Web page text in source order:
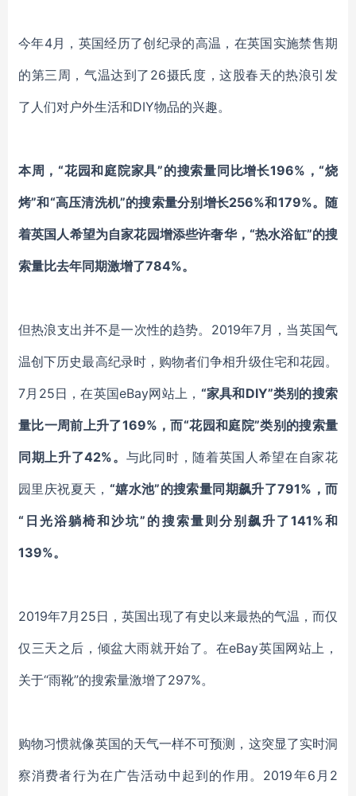
今年4月，英国经历了创纪录的高温，在英国实施禁售期
的第三周，气温达到了26摄氏度，这股春天的热浪引发
了人们对户外生活和DIY物品的兴趣。
本周，“花园和庭院家具”的搜索量同比增长196%，“烧
烤”和“高压清洗机”的搜索量分别增长256%和179%。随
着英国人希望为自家花园增添些许奢华，“热水浴缸”的搜
索量比去年同期激增了784%。
但热浪支出并不是一次性的趋势。2019年7月，当英国气
温创下历史最高纪录时，购物者们争相升级住宅和花园。
7月25日，在英国eBay网站上， “家具和DIY”类别的搜索
量比一周前上升了169%，而“花园和庭院”类别的搜索量
同期上升了42%。 与此同时，随着英国人希望在自家花
园里庆祝夏天， “嬉水池”的搜索量同期飙升了791%，而
“日光浴躺椅和沙坑”的搜索量则分别飙升了141%和
139%。
2019年7月25日，英国出现了有史以来最热的气温，而仅
仅三天之后，倾盆大雨就开始了。在eBay英国网站上，
关于“雨靴”的搜索量激增了297%。
购物习惯就像英国的天气一样不可预测，这突显了实时洞
察消费者行为在广告活动中起到的作用。2019年6月2